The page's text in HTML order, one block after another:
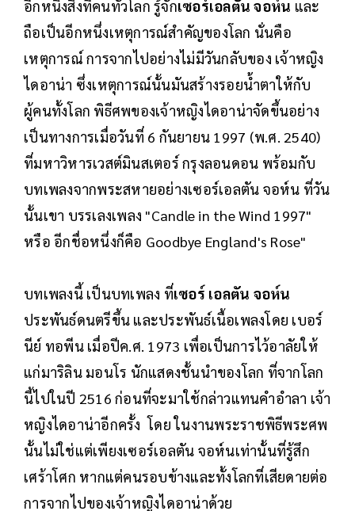
อีกหนึ่งสิ่งที่คนทั่วโลก รู้จักเซอร์เอลตัน จอห์น และ
ถือเป็นอีกหนึ่งเหตุการณ์สำคัญของโลก นั่นคือ
เหตุการณ์ การจากไปอย่างไม่มีวันกลับของ เจ้าหญิง
ไดอาน่า ซึ่งเหตุการณ์นั้นมันสร้างรอยน้ำตาให้กับ
ผู้คนทั้งโลก พิธีศพของเจ้าหญิงไดอาน่าจัดขึ้นอย่าง
เป็นทางการเมื่อวันที่ 6 กันยายน 1997 (พ.ศ. 2540)
ที่มหาวิหารเวสต์มินสเตอร์ กรุงลอนดอน พร้อมกับ
บทเพลงจากพระสหายอย่างเซอร์เอลตัน จอห์น ที่วัน
นั้นเขา บรรเลงเพลง "Candle in the Wind 1997"
หรือ อีกชื่อหนึ่งก็คือ Goodbye England's Rose"
บทเพลงนี้ เป็นบทเพลง ที่เซอร์ เอลตัน จอห์น
ประพันธ์ดนตรีขึ้น และประพันธ์เนื้อเพลงโดย เบอร์
นีย์ ทอพีน เมื่อปีค.ศ. 1973 เพื่อเป็นการไว้อาลัยให้
แก่มาริลิน มอนโร นักแสดงชั้นนำของโลก ที่จากโลก
นี้ไปในปี 2516 ก่อนที่จะมาใช้กล่าวแทนคำอำลา เจ้า
หญิงไดอาน่าอีกครั้ง โดย ในงานพระราชพิธีพระศพ
นั้นไม่ใช่แต่เพียงเซอร์เอลตัน จอห์นเท่านั้นที่รู้สึก
เศร้าโศก หากแต่คนรอบข้างและทั้งโลกที่เสียดายต่อ
การจากไปของเจ้าหญิงไดอาน่าด้วย